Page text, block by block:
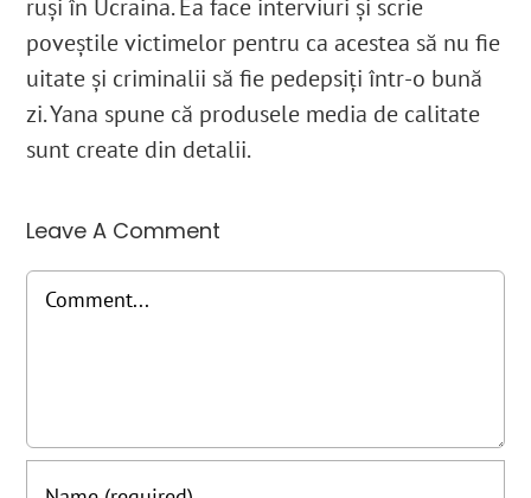
ruși în Ucraina. Ea face interviuri și scrie
poveștile victimelor pentru ca acestea să nu fie
uitate și criminalii să fie pedepsiți într-o bună
zi. Yana spune că produsele media de calitate
sunt create din detalii.
Leave A Comment
Comment